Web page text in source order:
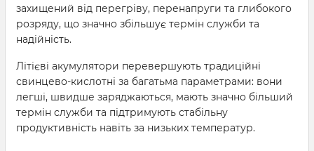
захищений від перегріву, перенапруги та глибокого
розряду, що значно збільшує термін служби та
надійність.
Літієві акумулятори перевершують традиційні
свинцево-кислотні за багатьма параметрами: вони
легші, швидше заряджаються, мають значно більший
термін служби та підтримують стабільну
продуктивність навіть за низьких температур.